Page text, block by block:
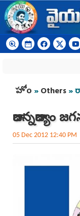
Skip to main content
You are
హోం »Others»
రాజన్నరాజ్యం
05 Dec 2012 12:40 PM